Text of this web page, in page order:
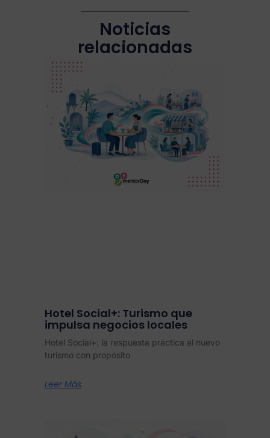
Noticias
relacionadas
Hotel Social+: Turismo que
impulsa negocios locales
Hotel Social+: la respuesta práctica al nuevo
turismo con propósito
Leer Más